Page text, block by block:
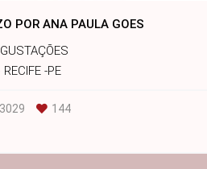
POR ANA PAULA GOES
RECIFE -PE
3029 144